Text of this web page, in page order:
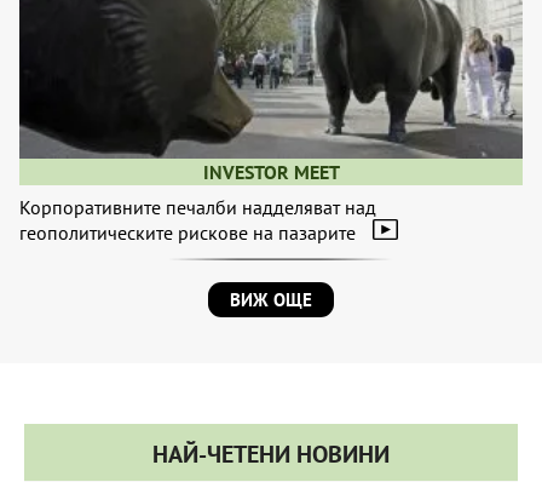
INVESTOR MEET
Корпоративните печалби надделяват над
геополитическите рискове на пазарите
ВИЖ ОЩЕ
НАЙ-ЧЕТЕНИ НОВИНИ